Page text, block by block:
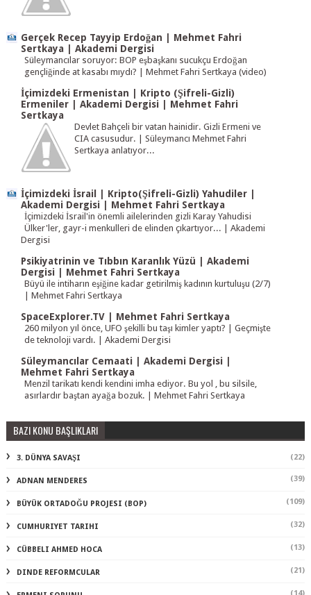
Gerçek Recep Tayyip Erdoğan | Mehmet Fahri
Sertkaya | Akademi Dergisi
Süleymancılar soruyor: BOP eşbaşkanı sucukçu Erdoğan
gençliğinde at kasabı mıydı? | Mehmet Fahri Sertkaya (video)
İçimizdeki Ermenistan | Kripto (Şifreli-Gizli)
Ermeniler | Akademi Dergisi | Mehmet Fahri
Sertkaya
Devlet Bahçeli bir vatan hainidir. Gizli Ermeni ve
CIA casusudur. | Süleymancı Mehmet Fahri
Sertkaya anlatıyor...
İçimizdeki İsrail | Kripto(Şifreli-Gizli) Yahudiler |
Akademi Dergisi | Mehmet Fahri Sertkaya
İçimizdeki İsrail'in önemli ailelerinden gizli Karay Yahudisi
Ülker'ler, gayr-i menkulleri de elinden çıkartıyor... | Akademi
Dergisi
Psikiyatrinin ve Tıbbın Karanlık Yüzü | Akademi
Dergisi | Mehmet Fahri Sertkaya
Büyü ile intiharın eşiğine kadar getirilmiş kadının kurtuluşu (2/7)
| Mehmet Fahri Sertkaya
SpaceExplorer.TV | Mehmet Fahri Sertkaya
260 milyon yıl önce, UFO şekilli bu taşı kimler yaptı? | Geçmişte
de teknoloji vardı. | Akademi Dergisi
Süleymancılar Cemaati | Akademi Dergisi |
Mehmet Fahri Sertkaya
Menzil tarikatı kendi kendini imha ediyor. Bu yol , bu silsile,
asırlardır baştan ayağa bozuk. | Mehmet Fahri Sertkaya
BAZI KONU BAŞLIKLARI
3. DÜNYA SAVAŞI (22)
ADNAN MENDERES (39)
BÜYÜK ORTADOĞU PROJESI (BOP) (109)
CUMHURIYET TARIHI (32)
CÜBBELI AHMED HOCA (13)
DINDE REFORMCULAR (21)
(14)